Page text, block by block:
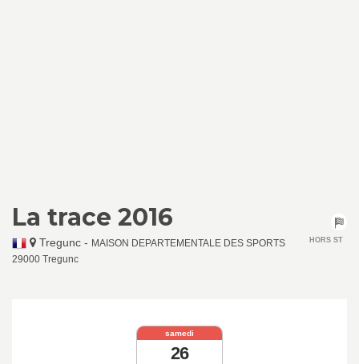
La trace 2016
Tregunc - MAISON DEPARTEMENTALE DES SPORTS
29000 Tregunc
HORS ST
samedi
26